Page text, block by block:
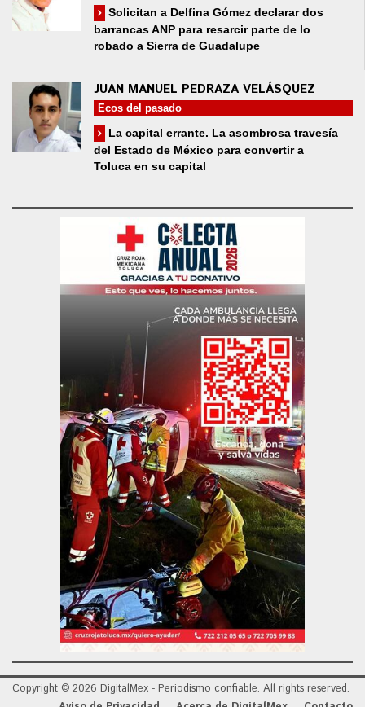
Solicitan a Delfina Gómez declarar dos
barrancas ANP para resarcir parte de lo
robado a Sierra de Guadalupe
JUAN MANUEL PEDRAZA VELÁSQUEZ
Ecos del pasado
La capital errante. La asombrosa travesía
del Estado de México para convertir a
Toluca en su capital
Copyright © 2026 DigitalMex - Periodismo confiable. All rights reserved.